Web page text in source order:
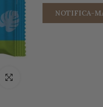
Click pentru a mari
NOTIFICA-